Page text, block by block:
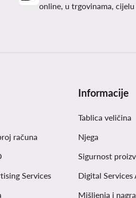
online, u trgovinama,
računa
Services
Informacije
Tablica veličina
Njega
Sigurnost
Digital Services
Mišljenja i